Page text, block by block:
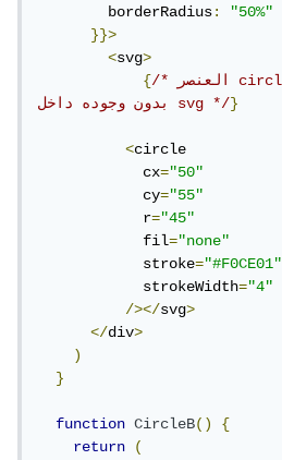
        borderRadius
:
"50%"
}}>
<svg>
{/* العنصر circle لا يعمل في المتصفح
بدون وجوده داخل svg */}
<circle
            cx
="50"
            cy
="55"
            r
="45"
            fil
="none"
            stroke
="#F0CE01"
            strokeWidth
="4"
/></svg>
</div>
)
}
function CircleB()
{
return
(